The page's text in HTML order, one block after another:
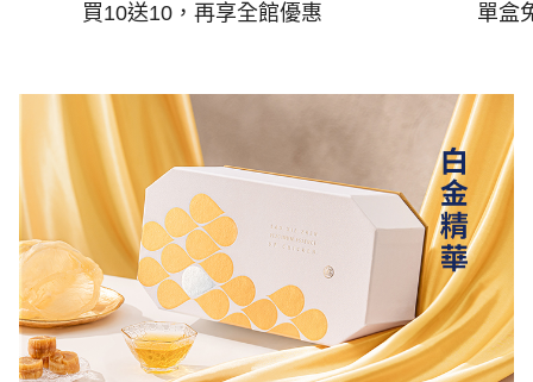
買10送10，再享全館優惠 單盒